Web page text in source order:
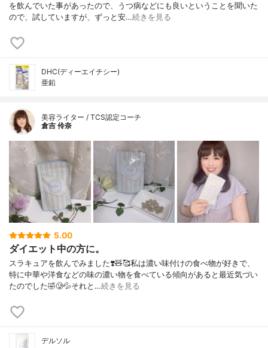
を飲んでいた事があったので、うつ病などにも良いということを聞いた
ので、試していますが、ずっと安…続きを見る
DHC(ディーエイチシー)
亜鉛
美容ライター / TCS認定コーチ
倉吉 伶奈
5.00
ダイエット中の方に。
スラキュアを飲んでみました❣️🧸🥰⁡⁡私は濃い味付けの食べ物が好きで、
特に中華や洋食などの味の濃い物を食べている傾向があると最近気づい
たのでした🤣🥲💦⁡⁡それと…続きを見る
デルソル